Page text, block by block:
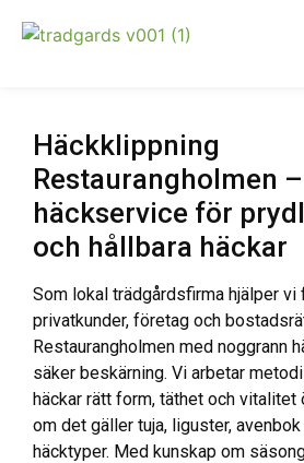
Häckklippning
Restaurangholmen
häckservice för
och hållbara häckar
Som lokal trädgårdsfirma hjälper
privatkunder, företag och
Restaurangholmen med noggrann
säker beskärning. Vi arbetar
häckar rätt form, täthet och
om det gäller tuja, liguster,
häcktyper. Med kunskap om